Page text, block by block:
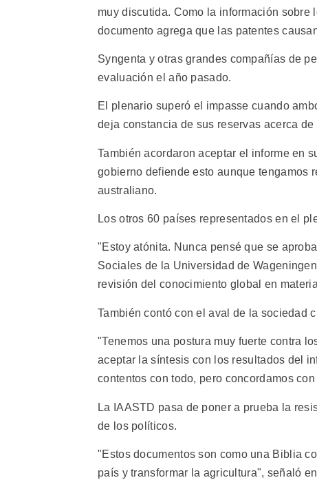
muy discutida. Como la información sobre
documento agrega que las patentes
Syngenta y otras grandes compañías de
evaluación el año pasado.
El plenario superó el impasse cuando
deja constancia de sus reservas acerca de
También acordaron aceptar el informe en
gobierno defiende esto aunque tengamos
australiano.
Los otros 60 países representados en el
"Estoy atónita. Nunca pensé que se
Sociales de la Universidad de
revisión del conocimiento global en
También contó con el aval de la sociedad
"Tenemos una postura muy fuerte contra
aceptar la síntesis con los resultados del
contentos con todo, pero concordamos
La IAASTD pasa de poner a prueba la
de los políticos.
"Estos documentos son como una Biblia
país y transformar la agricultura", señaló